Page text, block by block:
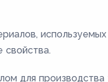
свойства.
для